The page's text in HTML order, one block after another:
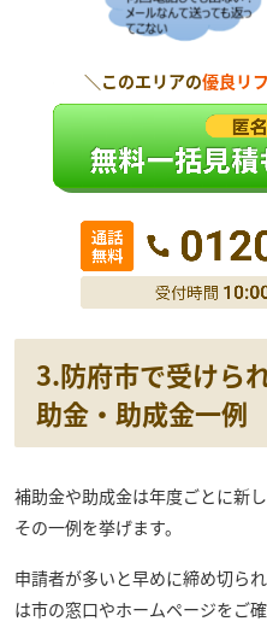
＼このエリアの優良リ
3.防府市で受けら
助金・助成金一例
補助金や助成金は年度ごとに新
その一例を挙げます。
申請者が多いと早めに締め切ら
は市の窓口やホームページをご確